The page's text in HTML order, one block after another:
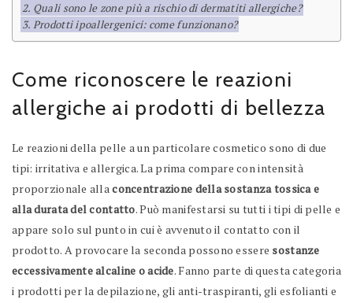
Quali sono le zone più a rischio di dermatiti allergiche?
Prodotti ipoallergenici: come funzionano?
Come riconoscere le reazioni
allergiche ai prodotti di bellezza
Le reazioni della pelle a un particolare cosmetico sono di due
tipi: irritativa e allergica. La prima compare con intensità
proporzionale allaconcentrazione della sostanza tossica e
alla durata del contatto. Può manifestarsi su tutti i tipi di pelle e
appare solo sul punto in cui è avvenuto il contatto con il
prodotto. A provocare la seconda possono essere sostanze
eccessivamente alcaline o acide. Fanno parte di questa categoria
i prodotti per la depilazione, gli anti-traspiranti, gli esfolianti e